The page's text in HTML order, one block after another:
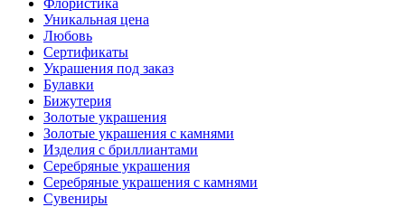
Флористика
Уникальная цена
Любовь
Сертификаты
Украшения под заказ
Булавки
Бижутерия
Золотые украшения
Золотые украшения с камнями
Изделия с бриллиантами
Серебряные украшения
Серебряные украшения с камнями
Сувениры